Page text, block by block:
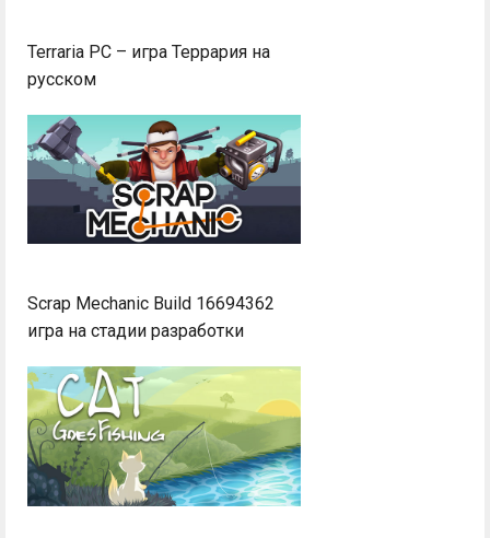
Terraria PC – игра Террария на
русском
Scrap Mechanic Build 16694362
игра на стадии разработки